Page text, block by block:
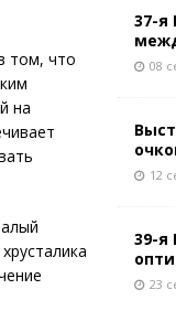
том, что
на
37-я
08
12
39-я
23